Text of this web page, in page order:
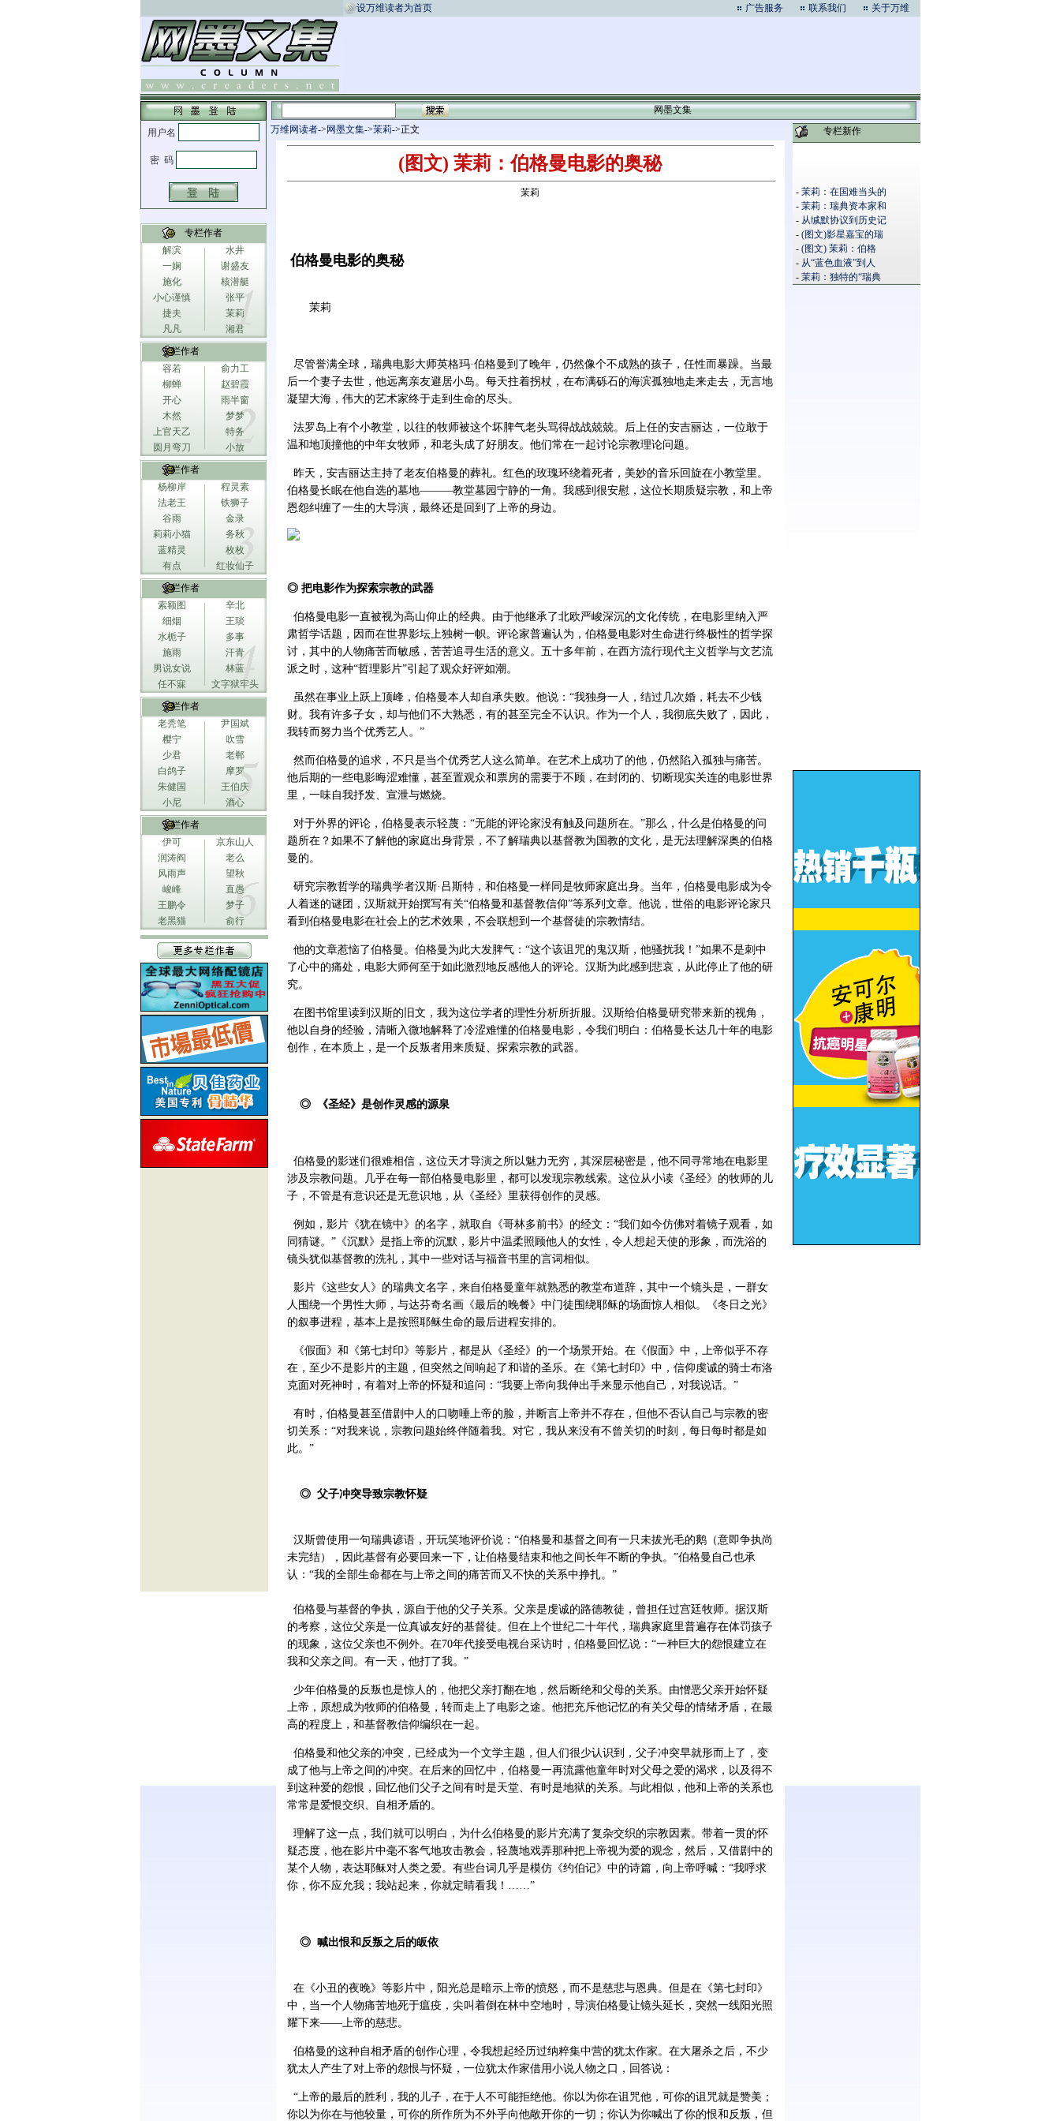
设万维读者为首页 广告服务 联系我们 关于万维
专栏作者
解滨
水井
一娴
谢盛友
施化
核潜艇
小心谨慎
张平
捷夫
茉莉
凡凡
湘君
专栏作者
容若
俞力工
柳蝉
赵碧霞
开心
雨半窗
木然
梦梦
上官天乙
特务
圆月弯刀
小放
专栏作者
杨柳岸
程灵素
法老王
铁狮子
谷雨
金录
莉莉小猫
务秋
蓝精灵
枚枚
有点
红妆仙子
专栏作者
索额图
辛北
细烟
王琰
水栀子
多事
施雨
汗青
男说女说
林蓝
任不寐
文字狱牢头
专栏作者
老秃笔
尹国斌
樱宁
吹雪
少君
老郸
白鸽子
摩罗
朱健国
王伯庆
小尼
酒心
专栏作者
伊可
京东山人
润涛阎
老么
风雨声
望秋
峻峰
直愚
王鹏令
梦子
老黑猫
俞行
网墨文集
万维网读者-> 网墨文集->茉莉->正文 专栏新作
- 茉莉：在国难当头的
- 茉莉：瑞典资本家和
- 从缄默协议到历史记
- (图文)影星嘉宝的瑞
- (图文) 茉莉：伯格
- 从“蓝色血液”到人
- 茉莉：独特的“瑞典
(图文) 茉莉：伯格曼电影的奥秘
茉莉
伯格曼电影的奥秘
茉莉
尽管誉满全球，瑞典电影大师英格玛·伯格曼到了晚年，仍然像个不成熟的孩子，任性而暴躁。当最
后一个妻子去世，他远离亲友避居小岛。每天拄着拐杖，在布满砾石的海滨孤独地走来走去，无言地
凝望大海，伟大的艺术家终于走到生命的尽头。
法罗岛上有个小教堂，以往的牧师被这个坏脾气老头骂得战战兢兢。后上任的安吉丽达，一位敢于
温和地顶撞他的中年女牧师，和老头成了好朋友。他们常在一起讨论宗教理论问题。
昨天，安吉丽达主持了老友伯格曼的葬礼。红色的玫瑰环绕着死者，美妙的音乐回旋在小教堂里。
伯格曼长眠在他自选的墓地———教堂墓园宁静的一角。我感到很安慰，这位长期质疑宗教，和上帝
恩怨纠缠了一生的大导演，最终还是回到了上帝的身边。
◎ 把电影作为探索宗教的武器
伯格曼电影一直被视为高山仰止的经典。由于他继承了北欧严峻深沉的文化传统，在电影里纳入严
肃哲学话题，因而在世界影坛上独树一帜。评论家普遍认为，伯格曼电影对生命进行终极性的哲学探
讨，其中的人物痛苦而敏感，苦苦追寻生活的意义。五十多年前，在西方流行现代主义哲学与文艺流
派之时，这种“哲理影片”引起了观众好评如潮。
虽然在事业上跃上顶峰，伯格曼本人却自承失败。他说：“我独身一人，结过几次婚，耗去不少钱
财。我有许多子女，却与他们不大熟悉，有的甚至完全不认识。作为一个人，我彻底失败了，因此，
我转而努力当个优秀艺人。”
然而伯格曼的追求，不只是当个优秀艺人这么简单。在艺术上成功了的他，仍然陷入孤独与痛苦。
他后期的一些电影晦涩难懂，甚至置观众和票房的需要于不顾，在封闭的、切断现实关连的电影世界
里，一味自我抒发、宣泄与燃烧。
对于外界的评论，伯格曼表示轻蔑：“无能的评论家没有触及问题所在。”那么，什么是伯格曼的问
题所在？如果不了解他的家庭出身背景，不了解瑞典以基督教为国教的文化，是无法理解深奥的伯格
曼的。
研究宗教哲学的瑞典学者汉斯·吕斯特，和伯格曼一样同是牧师家庭出身。当年，伯格曼电影成为令
人着迷的谜团，汉斯就开始撰写有关“伯格曼和基督教信仰”等系列文章。他说，世俗的电影评论家只
看到伯格曼电影在社会上的艺术效果，不会联想到一个基督徒的宗教情结。
他的文章惹恼了伯格曼。伯格曼为此大发脾气：“这个该诅咒的鬼汉斯，他骚扰我！”如果不是刺中
了心中的痛处，电影大师何至于如此激烈地反感他人的评论。汉斯为此感到悲哀，从此停止了他的研
究。
在图书馆里读到汉斯的旧文，我为这位学者的理性分析所折服。汉斯给伯格曼研究带来新的视角，
他以自身的经验，清晰入微地解释了冷涩难懂的伯格曼电影，令我们明白：伯格曼长达几十年的电影
创作，在本质上，是一个反叛者用来质疑、探索宗教的武器。
◎ 《圣经》是创作灵感的源泉
伯格曼的影迷们很难相信，这位天才导演之所以魅力无穷，其深层秘密是，他不同寻常地在电影里
涉及宗教问题。几乎在每一部伯格曼电影里，都可以发现宗教线索。这位从小读《圣经》的牧师的儿
子，不管是有意识还是无意识地，从《圣经》里获得创作的灵感。
例如，影片《犹在镜中》的名字，就取自《哥林多前书》的经文：“我们如今仿佛对着镜子观看，如
同猜谜。”《沉默》是指上帝的沉默，影片中温柔照顾他人的女性，令人想起天使的形象，而洗浴的
镜头犹似基督教的洗礼，其中一些对话与福音书里的言词相似。
影片《这些女人》的瑞典文名字，来自伯格曼童年就熟悉的教堂布道辞，其中一个镜头是，一群女
人围绕一个男性大师，与达芬奇名画《最后的晚餐》中门徒围绕耶稣的场面惊人相似。《冬日之光》
的叙事进程，基本上是按照耶稣生命的最后进程安排的。
《假面》和《第七封印》等影片，都是从《圣经》的一个场景开始。在《假面》中，上帝似乎不存
在，至少不是影片的主题，但突然之间响起了和谐的圣乐。在《第七封印》中，信仰虔诚的骑士布洛
克面对死神时，有着对上帝的怀疑和追问：“我要上帝向我伸出手来显示他自己，对我说话。”
有时，伯格曼甚至借剧中人的口吻唾上帝的脸，并断言上帝并不存在，但他不否认自己与宗教的密
切关系：“对我来说，宗教问题始终伴随着我。对它，我从来没有不曾关切的时刻，每日每时都是如
此。”
◎ 父子冲突导致宗教怀疑
汉斯曾使用一句瑞典谚语，开玩笑地评价说：“伯格曼和基督之间有一只未拔光毛的鹅（意即争执尚
未完结），因此基督有必要回来一下，让伯格曼结束和他之间长年不断的争执。”伯格曼自己也承
认：“我的全部生命都在与上帝之间的痛苦而又不快的关系中挣扎。”
伯格曼与基督的争执，源自于他的父子关系。父亲是虔诚的路德教徒，曾担任过宫廷牧师。据汉斯
的考察，这位父亲是一位真诚友好的基督徒。但在上个世纪二十年代，瑞典家庭里普遍存在体罚孩子
的现象，这位父亲也不例外。在70年代接受电视台采访时，伯格曼回忆说：“一种巨大的怨恨建立在
我和父亲之间。有一天，他打了我。”
少年伯格曼的反叛也是惊人的，他把父亲打翻在地，然后断绝和父母的关系。由憎恶父亲开始怀疑
上帝，原想成为牧师的伯格曼，转而走上了电影之途。他把充斥他记忆的有关父母的情绪矛盾，在最
高的程度上，和基督教信仰编织在一起。
伯格曼和他父亲的冲突，已经成为一个文学主题，但人们很少认识到，父子冲突早就形而上了，变
成了他与上帝之间的冲突。在后来的回忆中，伯格曼一再流露他童年时对父母之爱的渴求，以及得不
到这种爱的怨恨，回忆他们父子之间有时是天堂、有时是地狱的关系。与此相似，他和上帝的关系也
常常是爱恨交织、自相矛盾的。
理解了这一点，我们就可以明白，为什么伯格曼的影片充满了复杂交织的宗教因素。带着一贯的怀
疑态度，他在影片中毫不客气地攻击教会，轻蔑地戏弄那种把上帝视为爱的观念，然后，又借剧中的
某个人物，表达耶稣对人类之爱。有些台词几乎是模仿《约伯记》中的诗篇，向上帝呼喊：“我呼求
你，你不应允我；我站起来，你就定睛看我！……”
◎ 喊出恨和反叛之后的皈依
在《小丑的夜晚》等影片中，阳光总是暗示上帝的愤怒，而不是慈悲与恩典。但是在《第七封印》
中，当一个人物痛苦地死于瘟疫，尖叫着倒在林中空地时，导演伯格曼让镜头延长，突然一线阳光照
耀下来——上帝的慈悲。
伯格曼的这种自相矛盾的创作心理，令我想起经历过纳粹集中营的犹太作家。在大屠杀之后，不少
犹太人产生了对上帝的怨恨与怀疑，一位犹太作家借用小说人物之口，回答说：
“上帝的最后的胜利，我的儿子，在于人不可能拒绝他。你以为你在诅咒他，可你的诅咒就是赞美；
你以为你在与他较量，可你的所作所为不外乎向他敞开你的一切；你认为你喊出了你的恨和反叛，但